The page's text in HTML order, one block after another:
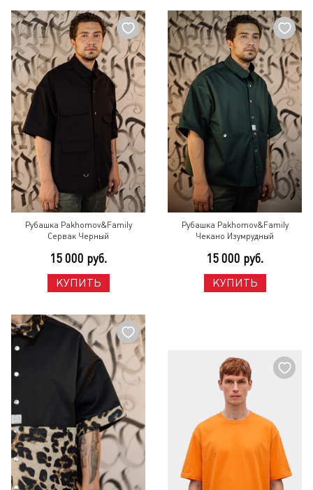
Рубашка Pakhomov&Family
Сервак Черный
15 000 руб.
КУПИТЬ
Рубашка Pakhomov&Family
Чекано Изумрудный
15 000 руб.
КУПИТЬ